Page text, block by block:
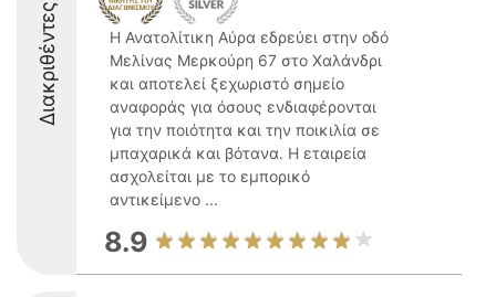
Διακριθέντες
Η Ανατολίτικη Αύρα εδρεύει στην οδό
Μελίνας Μερκούρη 67 στο Χαλάνδρι
και αποτελεί ξεχωριστό σημείο
αναφοράς για όσους ενδιαφέρονται
για την ποιότητα και την ποικιλία σε
μπαχαρικά και βότανα. Η εταιρεία
ασχολείται με το εμπορικό
αντικείμενο ...
8.9